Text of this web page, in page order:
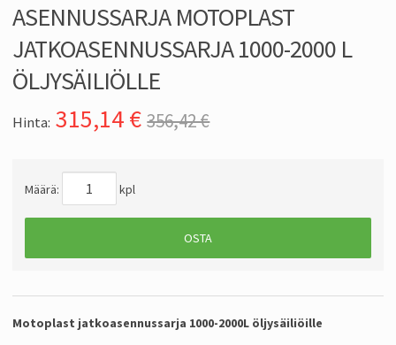
ASENNUSSARJA MOTOPLAST
JATKOASENNUSSARJA 1000-2000 L
ÖLJYSÄILIÖLLE
Hinta: 315,14€ 356,42 €
Määrä: kpl
OSTA
Motoplast jatkoasennussarja 1000-2000L öljysäiliöille